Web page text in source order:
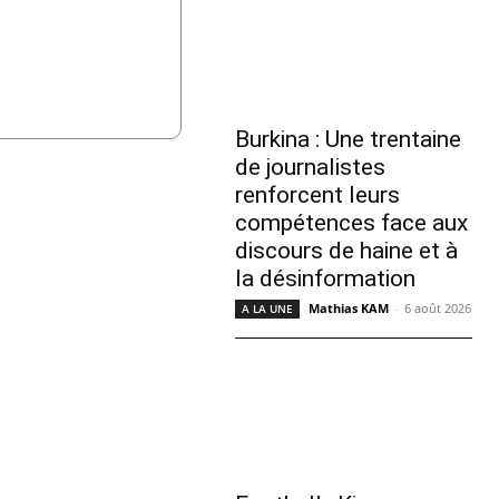
Burkina : Une trentaine
de journalistes
renforcent leurs
compétences face aux
discours de haine et à
la désinformation
A LA UNE Mathias KAM - 6 août 2026